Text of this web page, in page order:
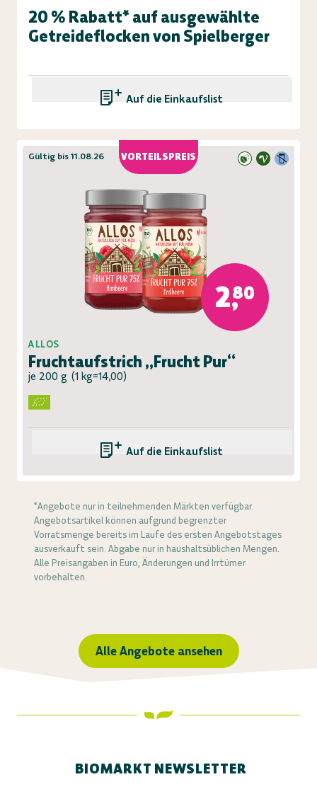
20 % Rabatt* auf ausgewählte
Getreideflocken von Spielberger
Auf die Einkaufsliste
VORTEILSPREIS
Gültig bis 11.08.26
2,80
ALLOS
Fruchtaufstrich „Frucht Pur“
je 200 g (1 kg=14,00)
Auf die Einkaufsliste
*Angebote nur in teilnehmenden Märkten verfügbar.
Angebotsartikel können aufgrund begrenzter
Vorratsmenge bereits im Laufe des ersten Angebotstages
ausverkauft sein. Abgabe nur in haushaltsüblichen Mengen.
Alle Preisangaben in Euro, Änderungen und Irrtümer
vorbehalten.
Alle Angebote ansehen
BIOMARKT NEWSLETTER